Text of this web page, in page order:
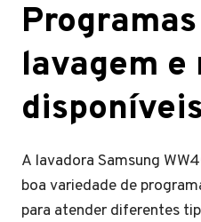
lavagem e
A lavadora Samsung
boa variedade de
para atender diferentes